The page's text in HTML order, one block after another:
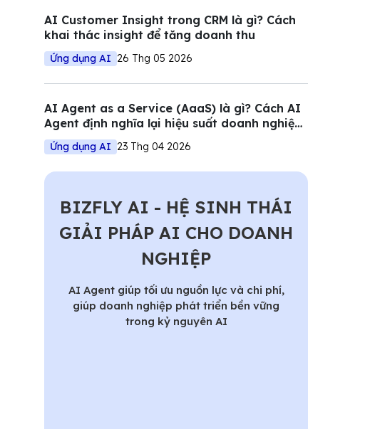
AI Customer Insight trong CRM là gì? Cách
khai thác insight để tăng doanh thu
Ứng dụng AI 26 Thg 05 2026
AI Agent as a Service (AaaS) là gì? Cách AI
Agent định nghĩa lại hiệu suất doanh nghiệp
Việt
Ứng dụng AI 23 Thg 04 2026
BIZFLY AI - HỆ SINH THÁI
GIẢI PHÁP AI CHO DOANH
NGHIỆP
AI Agent giúp tối ưu nguồn lực và chi phí,
giúp doanh nghiệp phát triển bền vững
trong kỷ nguyên AI